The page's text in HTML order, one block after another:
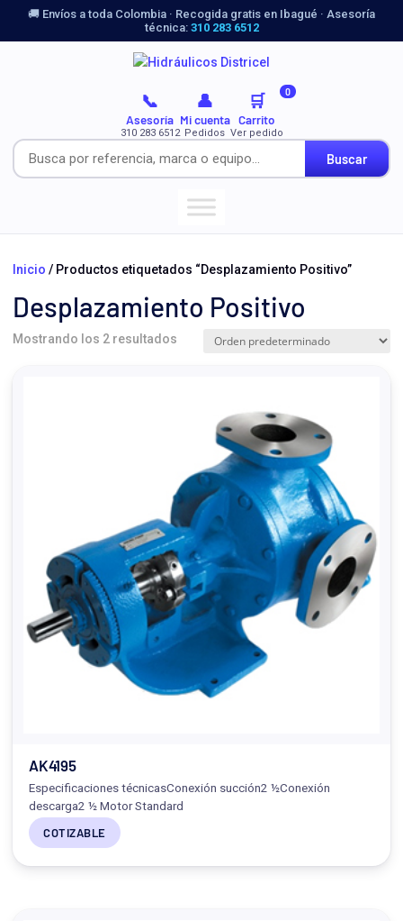
🚚 Envíos a toda Colombia · Recogida gratis en Ibagué · Asesoría
técnica: 310 283 6512
Buscar
📞
Asesoría
310 283 6512
👤
Mi cuenta
Pedidos
🛒 0
Carrito
Ver pedido
Inicio / Productos etiquetados “Desplazamiento Positivo”
Desplazamiento Positivo
Mostrando los 2 resultados
AK4195
Especificaciones técnicasConexión succión2 ½Conexión
descarga2 ½ Motor Standard
COTIZABLE